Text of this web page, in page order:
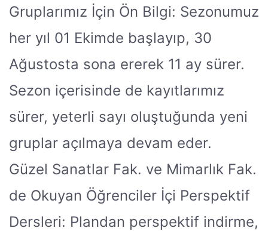
Gruplarımız İçin Ön Bilgi: Sezonumuz
her yıl 01 Ekimde başlayıp, 30
Ağustosta sona ererek 11 ay sürer.
Sezon içerisinde de kayıtlarımız
sürer, yeterli sayı oluştuğunda yeni
gruplar açılmaya devam eder.
Güzel Sanatlar Fak. ve Mimarlık Fak.
de Okuyan Öğrenciler İçi Perspektif
Dersleri: Plandan perspektif indirme,